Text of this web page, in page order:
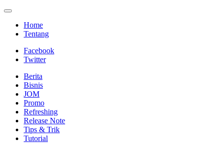
Home
Tentang
Facebook
Twitter
Berita
Bisnis
JOM
Promo
Refreshing
Release Note
Tips & Trik
Tutorial